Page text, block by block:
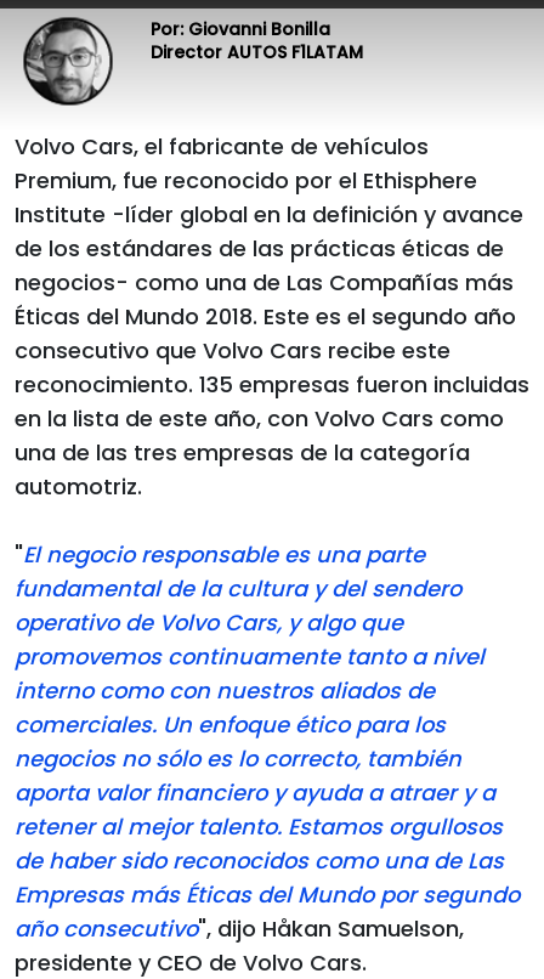
Por: Giovanni Bonilla
Director AUTOS F1LATAM
Volvo Cars, el fabricante de vehículos
Premium, fue reconocido por el Ethisphere
Institute -líder global en la definición y avance
de los estándares de las prácticas éticas de
negocios- como una de Las Compañías más
Éticas del Mundo 2018. Este es el segundo año
consecutivo que Volvo Cars recibe este
reconocimiento. 135 empresas fueron incluidas
en la lista de este año, con Volvo Cars como
una de las tres empresas de la categoría
automotriz.
"El negocio responsable es una parte
fundamental de la cultura y del sendero
operativo de Volvo Cars, y algo que
promovemos continuamente tanto a nivel
interno como con nuestros aliados de
comerciales. Un enfoque ético para los
negocios no sólo es lo correcto, también
aporta valor financiero y ayuda a atraer y a
retener al mejor talento. Estamos orgullosos
de haber sido reconocidos como una de Las
Empresas más Éticas del Mundo por segundo
año consecutivo", dijo Håkan Samuelson,
presidente y CEO de Volvo Cars.